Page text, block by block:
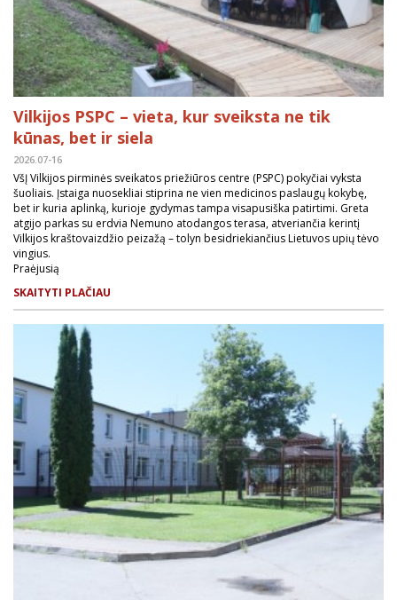
Vilkijos PSPC – vieta, kur sveiksta ne tik
kūnas, bet ir siela
2026.07-16
VšĮ Vilkijos pirminės sveikatos priežiūros centre (PSPC) pokyčiai vyksta
šuoliais. Įstaiga nuosekliai stiprina ne vien medicinos paslaugų kokybę,
bet ir kuria aplinką, kurioje gydymas tampa visapusiška patirtimi. Greta
atgijo parkas su erdvia Nemuno atodangos terasa, atveriančia kerintį
Vilkijos kraštovaizdžio peizažą – tolyn besidriekiančius Lietuvos upių tėvo
vingius.
Praėjusią
SKAITYTI PLAČIAU